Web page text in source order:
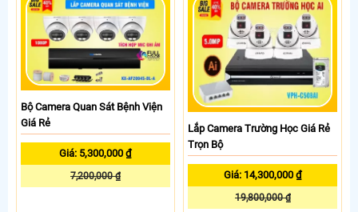
Bộ Camera Quan Sát Bệnh Viện
Giá Rẻ
Giá: 5,300,000 ₫
7,200,000 ₫
Lắp Camera Trường Học Giá Rẻ
Trọn Bộ
Giá: 14,300,000 ₫
19,800,000 ₫